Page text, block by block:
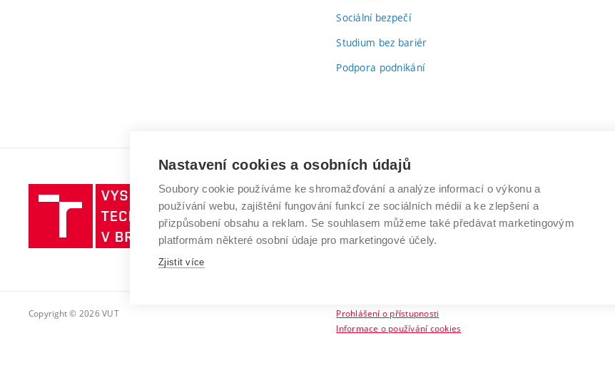
Sociální bezpečí
Studium bez bariér
Podpora podnikání
Vysoké
učení
technické
v
VYSOKÉ UČENÍ TECHNICKÉ V BRNĚ
Antonínská 548/1
602 00 Brno
www.vut.cz
Copyright © 2026 VUT
Prohlášení o přístupnosti
Informace o používání cookies
Nastavení cookies a osobních údajů
Soubory cookie používáme ke shromažďování a analýze informací o výkonu a
používání webu, zajištění fungování funkcí ze sociálních médií a ke zlepšení a
přizpůsobení obsahu a reklam. Se souhlasem můžeme také předávat marketingovým
platformám některé osobní údaje pro marketingové účely.
Zjistit více